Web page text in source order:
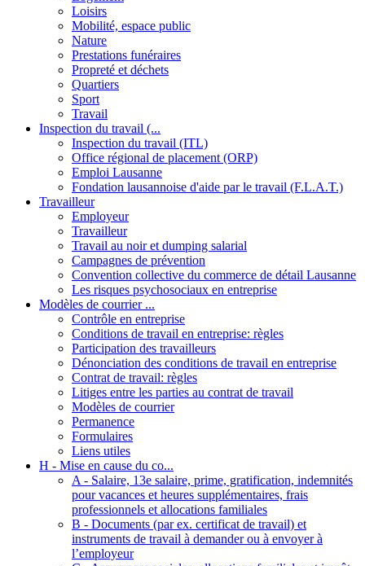
Loisirs
Mobilité, espace public
Nature
Prestations funéraires
Propreté et déchets
Quartiers
Sport
Travail
Inspection du travail (...
Inspection du travail (ITL)
Office régional de placement (ORP)
Emploi Lausanne
Fondation lausannoise d'aide par le travail (F.L.A.T.)
Travailleur
Employeur
Travailleur
Travail au noir et dumping salarial
Campagnes de prévention
Convention collective du commerce de détail Lausanne
Les risques psychosociaux en entreprise
Modèles de courrier ...
Contrôle en entreprise
Conditions de travail en entreprise: règles
Participation des travailleurs
Dénonciation des conditions de travail en entreprise
Contrat de travail: règles
Litiges entre les parties au contrat de travail
Modèles de courrier
Permanence
Formulaires
Liens utiles
H - Mise en cause du co...
A - Salaire, 13e salaire, prime, gratification, indemnités
pour vacances et heures supplémentaires, frais
professionnels et allocations familiales
B - Documents (par ex. certificat de travail) et
instruments de travail à demander ou à envoyer à
l’employeur